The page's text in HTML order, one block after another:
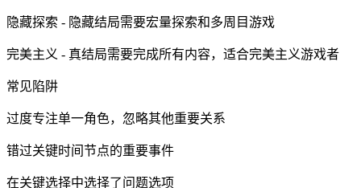
隐藏探索 - 隐藏结局需要宏量探索和多周目游戏
完美主义 - 真结局需要完成所有内容，适合完美主义游戏者
常见陷阱
过度专注单一角色，忽略其他重要关系
错过关键时间节点的重要事件
在关键选择中选择了问题选项